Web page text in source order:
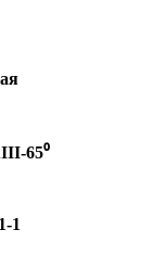
65⁰
1